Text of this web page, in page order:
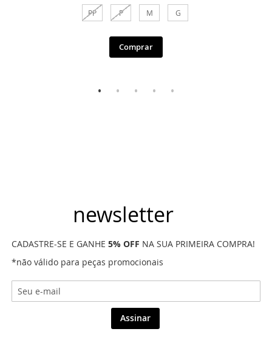
PP P M G
Comprar
newsletter
CADASTRE-SE E GANHE 5% OFF NA SUA PRIMEIRA COMPRA!
*não válido para peças promocionais
Assinar